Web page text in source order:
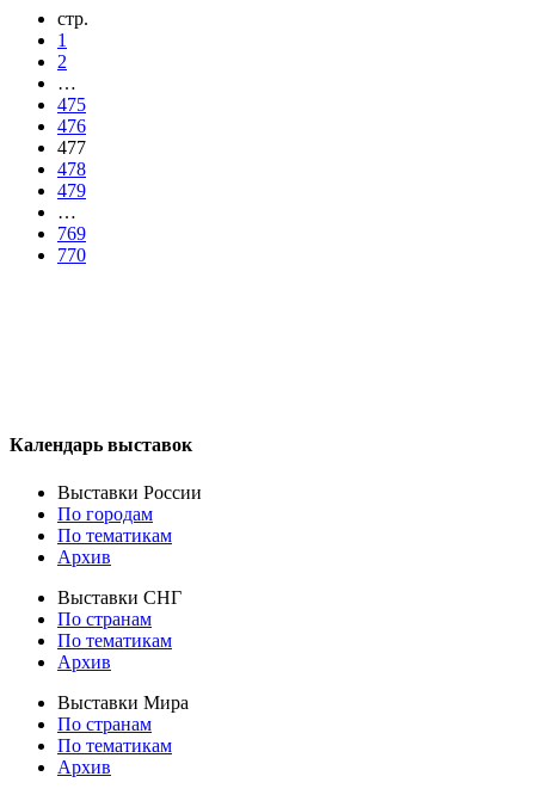
стр.
1
2
…
475
476
477
478
479
…
769
770
Календарь выставок
Выставки России
По городам
По тематикам
Архив
Выставки СНГ
По странам
По тематикам
Архив
Выставки Мира
По странам
По тематикам
Архив